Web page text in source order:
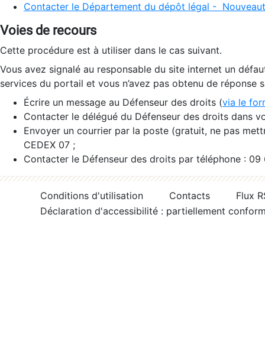
Contacter le Département du dépôt légal -
Voies de recours
Cette procédure est à utiliser dans le cas suivant.
Vous avez signalé au responsable du site internet un
services du portail et vous n’avez pas obtenu de réponse
Écrire un message au Défenseur des droits (via le
Contacter le délégué du Défenseur des droits dans
Envoyer un courrier par la poste (gratuit, ne pas
CEDEX 07 ;
Contacter le Défenseur des droits par téléphone :
Conditions d'utilisation Contacts
Flux
Déclaration d'accessibilité : partiellement